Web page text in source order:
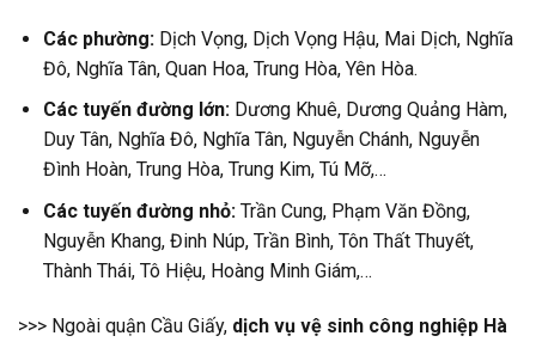
Các phường:Dịch Vọng, Dịch Vọng Hậu, Mai Dịch, Nghĩa
Đô, Nghĩa Tân, Quan Hoa, Trung Hòa, Yên Hòa.
Các tuyến đường lớn:Dương Khuê, Dương Quảng Hàm,
Duy Tân, Nghĩa Đô, Nghĩa Tân, Nguyễn Chánh, Nguyễn
Đình Hoàn, Trung Hòa, Trung Kim, Tú Mỡ,…
Các tuyến đường nhỏ:Trần Cung, Phạm Văn Đồng,
Nguyễn Khang, Đinh Núp, Trần Bình, Tôn Thất Thuyết,
Thành Thái, Tô Hiệu, Hoàng Minh Giám,…
>>> Ngoài quận Cầu Giấy, dịch vụ vệ sinh công nghiệp Hà